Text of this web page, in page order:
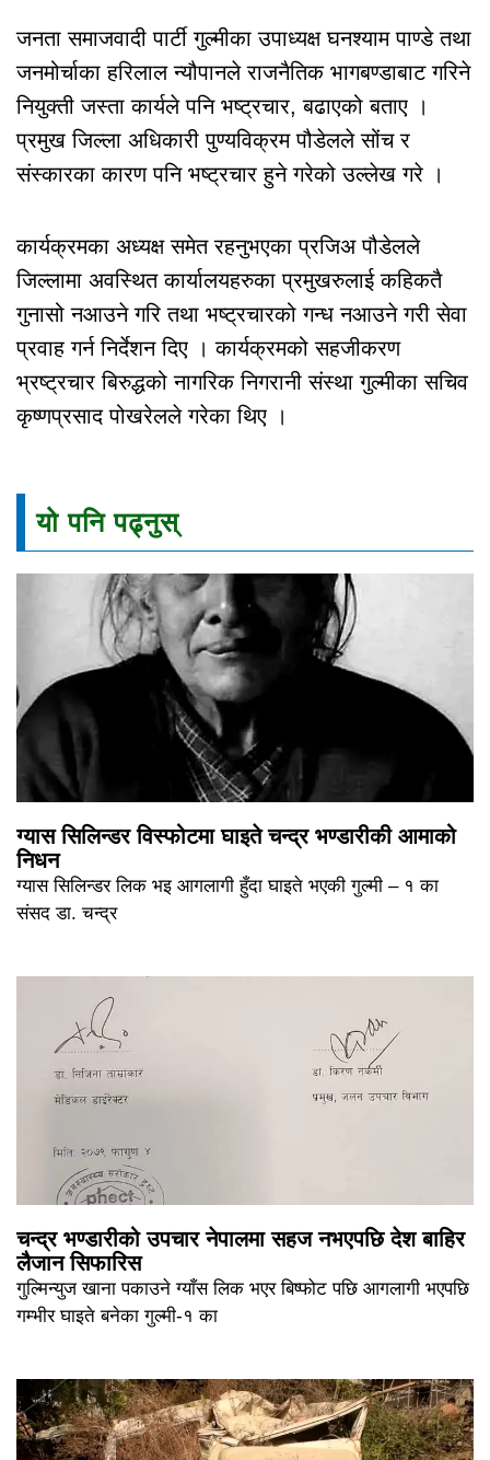
जनता समाजवादी पार्टी गुल्मीका उपाध्यक्ष घनश्याम पाण्डे तथा
जनमोर्चाका हरिलाल न्यौपानले राजनैतिक भागबण्डाबाट गरिने
नियुक्ती जस्ता कार्यले पनि भष्ट्रचार, बढाएको बताए ।
प्रमुख जिल्ला अधिकारी पुण्यविक्रम पौडेलले सोंच र
संस्कारका कारण पनि भष्ट्रचार हुने गरेको उल्लेख गरे ।
कार्यक्रमका अध्यक्ष समेत रहनुभएका प्रजिअ पौडेलले
जिल्लामा अवस्थित कार्यालयहरुका प्रमुखरुलाई कहिकतै
गुनासो नआउने गरि तथा भष्ट्रचारको गन्ध नआउने गरी सेवा
प्रवाह गर्न निर्देशन दिए । कार्यक्रमको सहजीकरण
भ्रष्ट्रचार बिरुद्धको नागरिक निगरानी संस्था गुल्मीका सचिव
कृष्णप्रसाद पोखरेलले गरेका थिए ।
यो पनि पढ्नुस्
ग्यास सिलिन्डर विस्फोटमा घाइते चन्द्र भण्डारीकी आमाको
निधन
ग्यास सिलिन्डर लिक भइ आगलागी हुँदा घाइते भएकी गुल्मी – १ का
संसद डा. चन्द्र
चन्द्र भण्डारीको उपचार नेपालमा सहज नभएपछि देश बाहिर
लैजान सिफारिस
गुल्मिन्युज खाना पकाउने ग्याँस लिक भएर बिष्फोट पछि आगलागी भएपछि
गम्भीर घाइते बनेका गुल्मी-१ का